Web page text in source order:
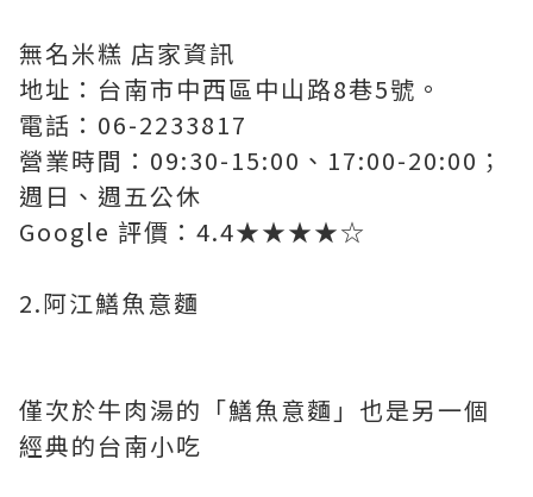
無名米糕 店家資訊
地址：台南市中西區中山路8巷5號。
電話：06-2233817
營業時間：09:30-15:00、17:00-20:00；
週日、週五公休
Google 評價：4.4★★★★☆
2.阿江鱔魚意麵
僅次於牛肉湯的「鱔魚意麵」也是另一個
經典的台南小吃